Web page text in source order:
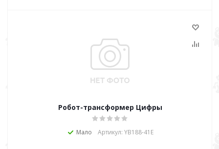
Робот-трансформер Цифры
Мало Артикул: YB188-41E